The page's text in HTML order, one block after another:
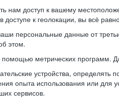
нам доступ к вашему
к геолокации, вы всё
персональные данные от
этом.
метрических
устройства, определять
опыта использования или
сервисов.